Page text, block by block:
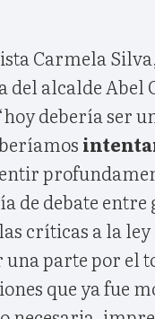
Carmela
del alcalde Abel
debería ser
de debate entre
críticas a la ley
una parte por el
que ya fue